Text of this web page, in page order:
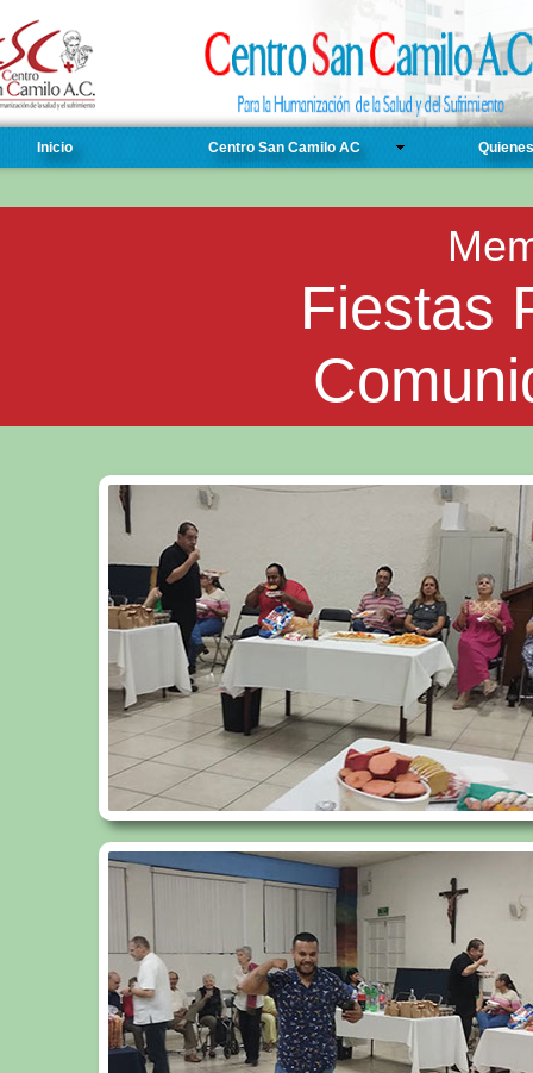
Inicio Centro San Camilo AC
Simposium
Fiestas